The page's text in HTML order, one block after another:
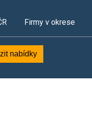
Firmy v okrese
nabídky